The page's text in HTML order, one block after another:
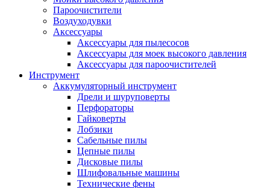
Пароочистители
Воздуходувки
Аксессуары
Аксессуары для пылесосов
Аксессуары для моек высокого давления
Аксессуары для пароочистителей
Инструмент
Аккумуляторный инструмент
Дрели и шуруповерты
Перфораторы
Гайковерты
Лобзики
Сабельные пилы
Цепные пилы
Дисковые пилы
Шлифовальные машины
Технические фены